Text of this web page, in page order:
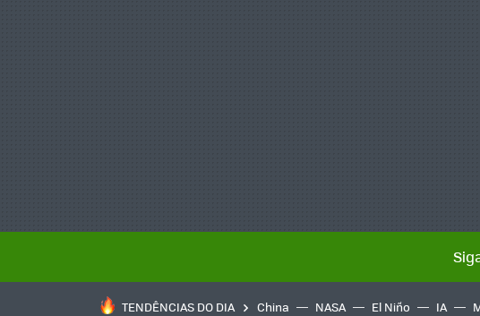
TENDÊNCIAS DO DIA China NASA El Niño IA